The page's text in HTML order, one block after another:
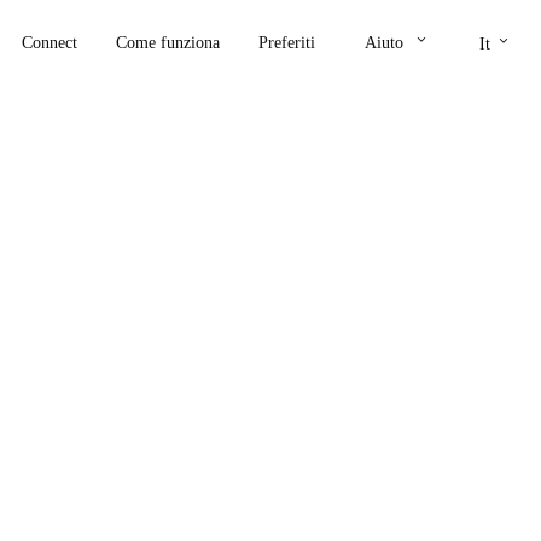
Connect Come funziona Preferiti Aiuto keyboard_arrow_down It keyboard_arrow_down